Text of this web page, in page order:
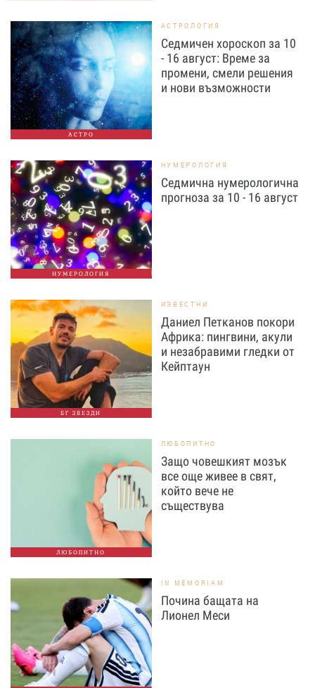
АСТРО
АСТРОЛОГИЯ
Седмичен хороскоп за 10
- 16 август: Време за
промени, смели решения
и нови възможности
НУМЕРОЛОГИЯ
НУМЕРОЛОГИЯ
Седмична нумерологична
прогноза за 10 - 16 август
БГ ЗВЕЗДИ
ИЗВЕСТНИ
Даниел Петканов покори
Африка: пингвини, акули
и незабравими гледки от
Кейптаун
ЛЮБОПИТНО
ЛЮБОПИТНО
Защо човешкият мозък
все още живее в свят,
който вече не
съществува
IN MEMORIAM
Почина бащата на
Лионел Меси